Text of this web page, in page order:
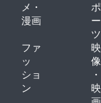
メ・
漫画
ポ
ー
ツ
ファ
ッ
ショ
ン
映
像
・
映